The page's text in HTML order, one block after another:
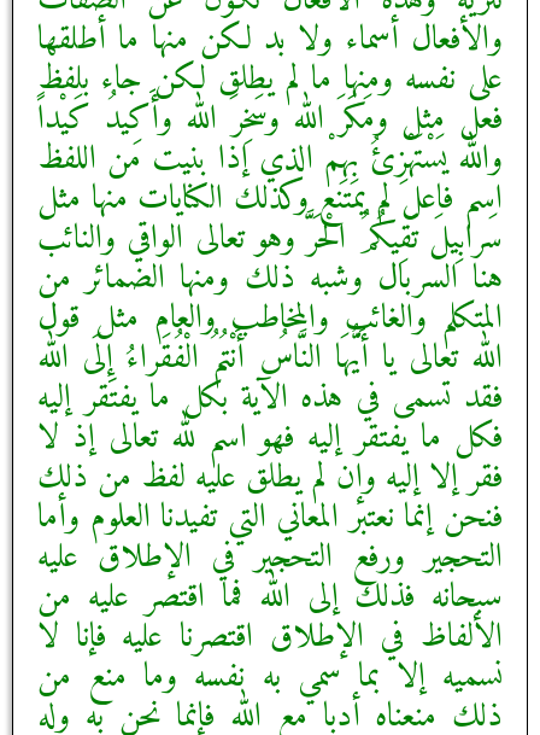
والأفعال أسماء ولا بد لكن منها ما أطلقها
على نفسه ومنها ما لم يطلق لكن جاء بلفظ
فعل مثل ومَكَرَ الله وسَخِرَ الله وأَكِيدُ كَيْداً
والله يَسْتَهْزِئُ بِهِمْ الذي إذا بنيت من اللفظ
اسم فاعل لم يمتنع وكذلك الكنايات منها مثل
سَرابِيلَ تَقِيكُمُ الْحَرَّ وهو تعالى الواقي والنائب
هنا السربال وشبه ذلك ومنها الضمائر من
المتكلم والغائب والمخاطب والعام مثل قول
الله تعالى يا أَيُّهَا النَّاسُ أَنْتُمُ الْفُقَراءُ إِلَى الله
فقد تسمى في هذه الآية بكل ما يفتقر إليه
فكل ما يفتقر إليه فهو اسم لله تعالى إذ لا
فقر إلا إليه وإن لم يطلق عليه لفظ من ذلك
فنحن إنما نعتبر المعاني التي تفيدنا العلوم وأما
التحجير ورفع التحجير في الإطلاق عليه
سبحانه فذلك إلى الله فما اقتصر عليه من
الألفاظ في الإطلاق اقتصرنا عليه فإنا لا
نسميه إلا بما سمي به نفسه وما منع من
ذلك منعناه أدبا مع الله فإنما نحن به وله